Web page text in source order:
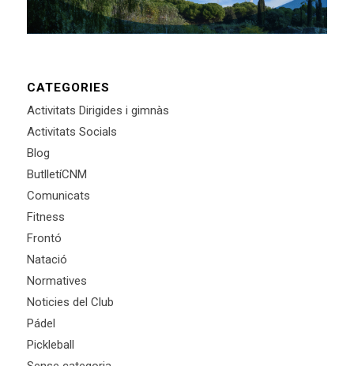
CATEGORIES
Activitats Dirigides i gimnàs
Activitats Socials
Blog
ButlletíCNM
Comunicats
Fitness
Frontó
Natació
Normatives
Noticies del Club
Pádel
Pickleball